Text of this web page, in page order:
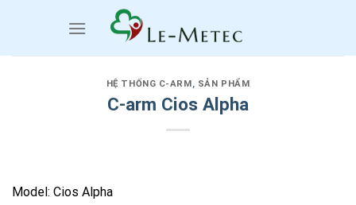
HỆ THỐNG C-ARM, SẢN PHẨM
C-arm Cios Alpha
Model: Cios Alpha